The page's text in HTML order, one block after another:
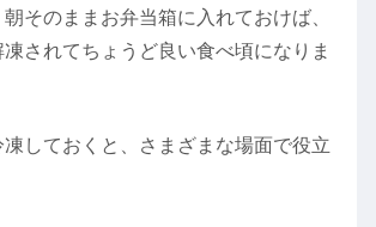
そのままお弁当箱に入れておけば、
されてちょうど良い食べ頃になりま
しておくと、さまざまな場面で役立